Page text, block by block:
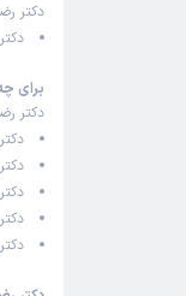
دکتر رضا زارع در 1
برای
دکتر